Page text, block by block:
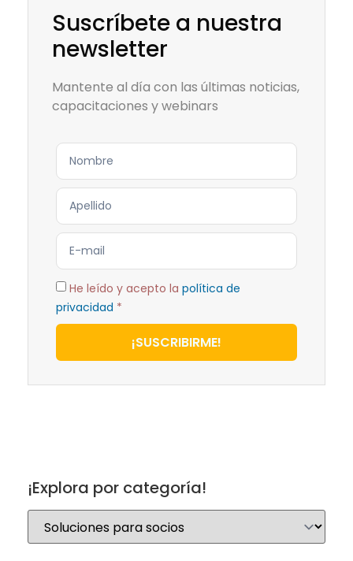
Suscríbete a nuestra
newsletter
Mantente al día con las últimas noticias,
capacitaciones y webinars
He leído y acepto la política de
privacidad *
¡SUSCRIBIRME!
¡Explora por categoría!